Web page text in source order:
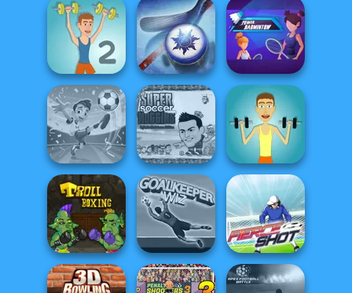
Soccer Snakes
Mini Golf Saga
Boxing Gang
Stars
Power
Badminton
Air Hockey Cup
Muscle Clicker 2
Muscle Clicker
Super Soccer
Noggins
Christmas
Football
Superstars 2024